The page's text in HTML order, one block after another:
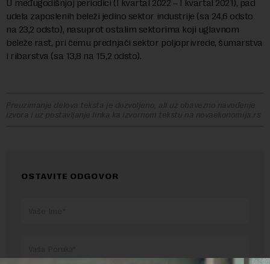
U međugodišnjoj periodici (I kvartal 2022 ‒ I kvartal 2021), pad
udela zaposlenih beleži jedino sektor industrije (sa 24,6 odsto
na 23,2 odsto), nasuprot ostalim sektorima koji uglavnom
beleže rast, pri čemu prednjači sektor poljoprivrede, šumarstva
i ribarstva (sa 13,8 na 15,2 odsto).
Preuzimanje delova teksta je dozvoljeno, ali uz obavezno navođenje
izvora i uz postavljanje linka ka izvornom tekstu na novaekonomija.rs
OSTAVITE ODGOVOR